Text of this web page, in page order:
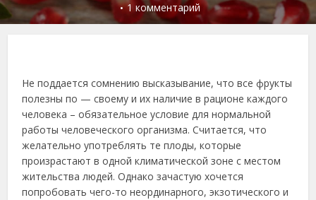
1 комментарий
Не поддается сомнению высказывание, что все фрукты
полезны по — своему и их наличие в рационе каждого
человека – обязательное условие для нормальной
работы человеческого организма. Считается, что
желательно употреблять те плоды, которые
произрастают в одной климатической зоне с местом
жительства людей. Однако зачастую хочется
попробовать чего-то неординарного, экзотического и